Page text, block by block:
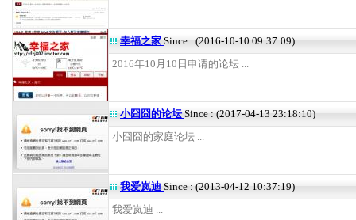
幸福之家Since : (2016-10-10 09:37:09)
2016年10月10日申请的论坛 ...
小囧囧的论坛Since : (2017-04-13 23:18:10)
小囧囧的家庭论坛 ...
我爱岚迪Since : (2013-04-12 10:37:19)
我爱岚迪 ...